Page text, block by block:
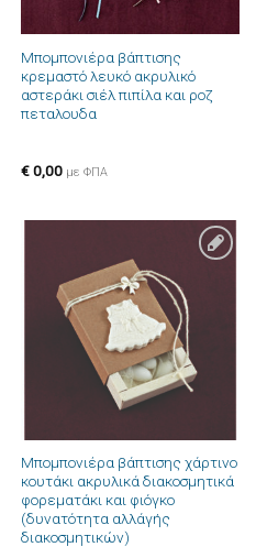
Μπομπονιέρα βάπτισης
κρεμαστό λευκό ακρυλικό
αστεράκι σιέλ πιπίλα και ροζ
πεταλουδα
€0,00 με ΦΠΑ
Πρόσθήκη
στην λίστα
επιθυμιών
Μπομπονιέρα βάπτισης χάρτινο
κουτάκι ακρυλικά διακοσμητικά
φορεματάκι και φιόγκο
(δυνατότητα αλλάγής
διακοσμητικών)